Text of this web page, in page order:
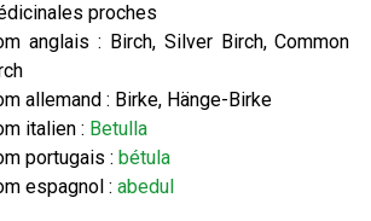
proches
anglais : Birch, Silver Birch, Common
allemand : Birke, Hänge-Birke
italien : Betulla
portugais :bétula
espagnol :abedul